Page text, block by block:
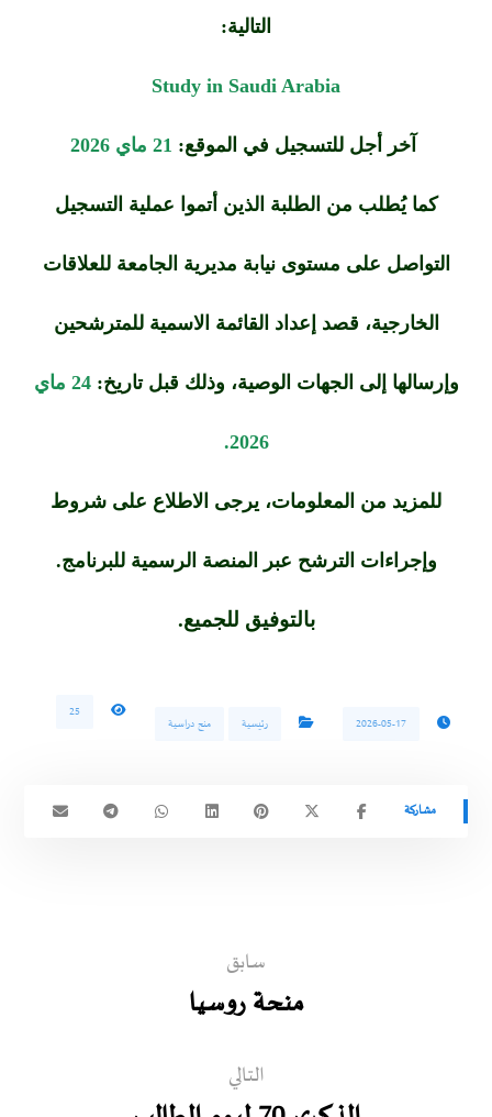
التالية:
Study in Saudi Arabia
آخر أجل للتسجيل في الموقع: 21 ماي 2026
كما يُطلب من الطلبة الذين أتموا عملية التسجيل
التواصل على مستوى نيابة مديرية الجامعة للعلاقات
الخارجية، قصد إعداد القائمة الاسمية للمترشحين
وإرسالها إلى الجهات الوصية، وذلك قبل تاريخ: 24 ماي
2026.
للمزيد من المعلومات، يرجى الاطلاع على شروط
وإجراءات الترشح عبر المنصة الرسمية للبرنامج.
بالتوفيق للجميع.
2026-05-17 رئيسية منح دراسية
25
سابق
منحة روسيا
التالي